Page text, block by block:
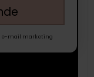
e-mail marketing